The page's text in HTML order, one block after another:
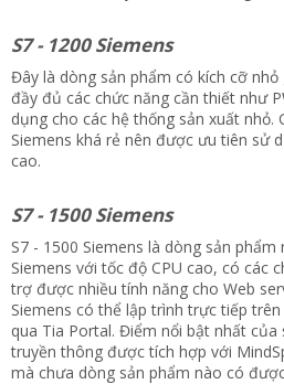
S7 - 1200 Siemens
Đây là dòng sản phẩm có kích cỡ
đầy đủ các chức năng cần thiết như
dụng cho các hệ thống sản xuất nhỏ.
Siemens khá rẻ nên được ưu tiên sử
cao.
S7 - 1500 Siemens
S7 - 1500 Siemens là dòng sản phẩm
Siemens với tốc độ CPU cao, có các
trợ được nhiều tính năng cho Web
Siemens có thể lập trình trực tiếp
qua Tia Portal. Điểm nổi bật nhất của
truyền thông được tích hợp với
mà chưa dòng sản phẩm nào có